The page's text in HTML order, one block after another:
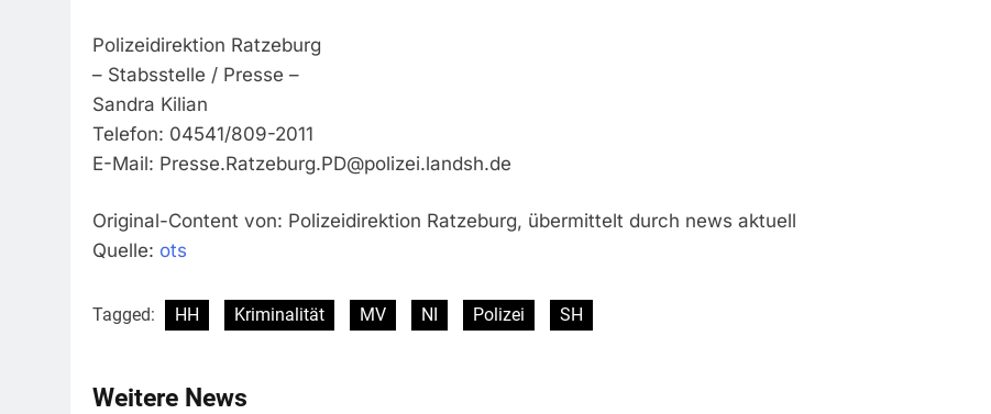
Polizeidirektion Ratzeburg
– Stabsstelle / Presse –
Sandra Kilian
Telefon: 04541/809-2011
E-Mail: Presse.Ratzeburg.PD@polizei.landsh.de
Original-Content von: Polizeidirektion Ratzeburg, übermittelt durch news aktuell
Quelle: ots
Tagged: HH Kriminalität MV NI Polizei SH
Weitere News